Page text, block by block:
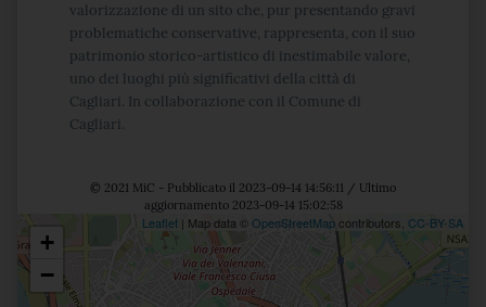
valorizzazione di un sito che, pur presentando gravi
problematiche conservative, rappresenta, con il suo
patrimonio storico-artistico di inestimabile valore,
uno dei luoghi più significativi della città di
Cagliari. In collaborazione con il Comune di
Cagliari.
© 2021 MiC - Pubblicato il 2023-09-14 14:56:11 / Ultimo
aggiornamento 2023-09-14 15:02:58
Posizione
+
−
Leaflet | Map data © OpenStreetMapcontributors, CC-BY-SA